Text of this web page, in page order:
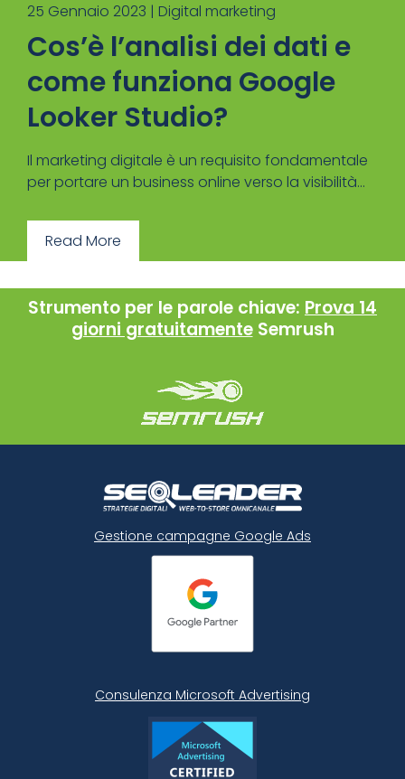
25 Gennaio 2023 | Digital marketing
Cos’è l’analisi dei dati e
come funziona Google
Looker Studio?
Il marketing digitale è un requisito fondamentale
per portare un business online verso la visibilità...
Read More
Strumento per le parole chiave: Prova 14
giorni gratuitamente Semrush
Gestione campagne Google Ads
Consulenza Microsoft Advertising